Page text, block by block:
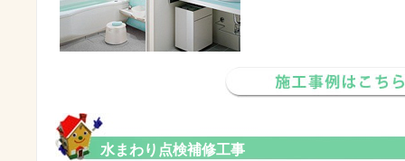
水まわり点検補修工事